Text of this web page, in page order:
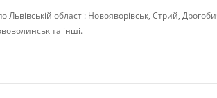
області: Новояворівськ, Стрий,
та інші.